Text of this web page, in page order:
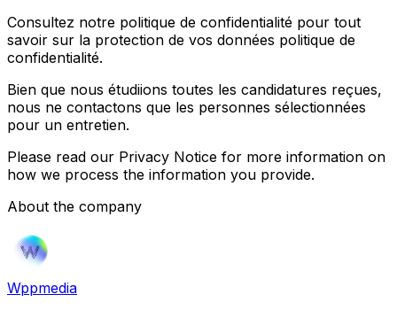
Consultez notre politique de confidentialité pour tout
savoir sur la protection de vos données politique de
confidentialité.
Bien que nous étudiions toutes les candidatures reçues,
nous ne contactons que les personnes sélectionnées
pour un entretien.
Please read our Privacy Notice for more information on
how we process the information you provide.
About the company
Wppmedia